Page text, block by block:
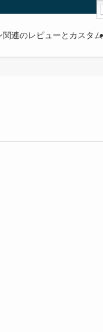
関連のレビューとカスタム